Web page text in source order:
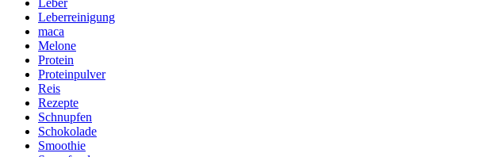
Leber
Leberreinigung
maca
Melone
Protein
Proteinpulver
Reis
Rezepte
Schnupfen
Schokolade
Smoothie